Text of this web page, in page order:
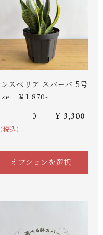
ンスベリア スパーバ 5号
￥1,870-
1,870 – ￥ 3,300
（税込）
オプションを選択